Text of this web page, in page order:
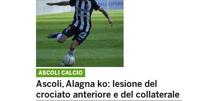
ASCOLI CALCIO
Ascoli, Alagna ko: lesione del
crociato anteriore e del collaterale